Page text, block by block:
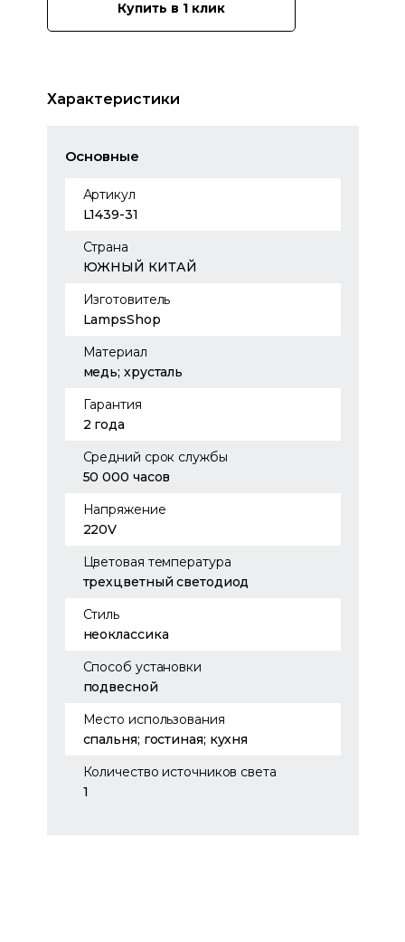
Купить в 1 клик
Характеристики
Основные
Артикул
L1439-31
Страна
ЮЖНЫЙ КИТАЙ
Изготовитель
LampsShop
Материал
медь; хрусталь
Гарантия
2 года
Средний срок службы
50 000 часов
Напряжение
220V
Цветовая температура
трехцветный светодиод
Стиль
неоклассика
Способ установки
подвесной
Место использования
спальня; гостиная; кухня
Количество источников света
1